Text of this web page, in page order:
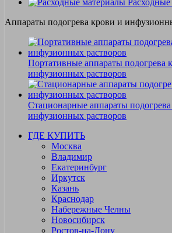
Аппараты подогрева крови и
Портативные аппараты подогрева
инфузионных растворов
Стационарные аппараты
инфузионных растворов
ГДЕ КУПИТЬ
Москва
Владимир
Екатеринбург
Иркутск
Казань
Краснодар
Набережные Челны
Новосибирск
Ростов-на-Дону